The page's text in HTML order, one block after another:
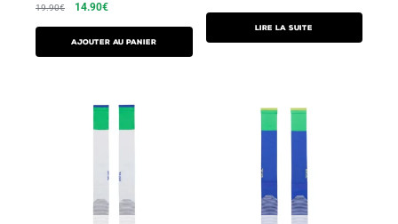
19.90€ 14.90€
Ajouter au panier
Lire la suite